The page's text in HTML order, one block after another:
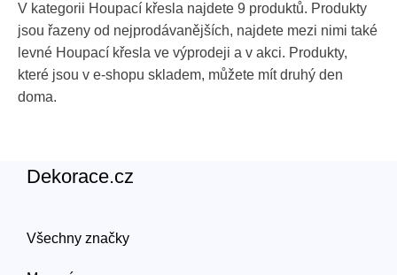
V kategorii Houpací křesla najdete 9 produktů. Produkty
jsou řazeny od nejprodávanějších, najdete mezi nimi také
levné Houpací křesla ve výprodeji a v akci. Produkty,
které jsou v e-shopu skladem, můžete mít druhý den
doma.
Dekorace.cz
Všechny značky